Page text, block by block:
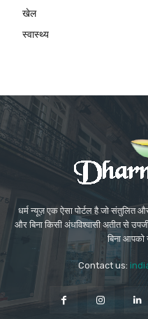
खेल
स्वास्थ्य
धर्म न्यूज़ एक ऐसा पोर्टल है जो संतुलित
और बिना किसी अंधविश्वासी अतीत से
बिना आपको
Contact us: